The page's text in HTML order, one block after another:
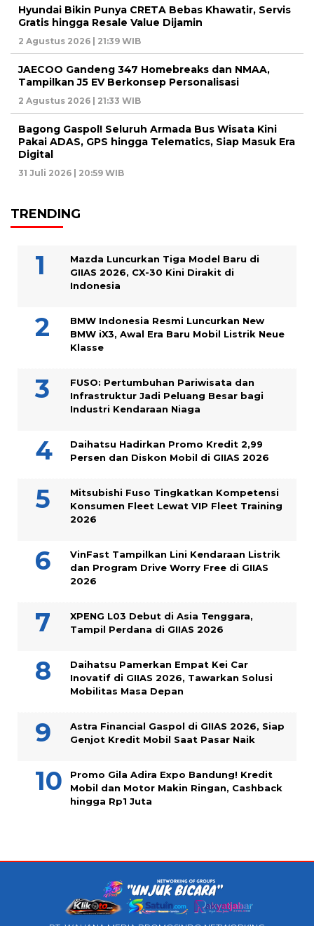
Hyundai Bikin Punya CRETA Bebas Khawatir, Servis
Gratis hingga Resale Value Dijamin
2 Agustus 2026 | 21:39 WIB
JAECOO Gandeng 347 Homebreaks dan NMAA,
Tampilkan J5 EV Berkonsep Personalisasi
2 Agustus 2026 | 21:33 WIB
Bagong Gaspol! Seluruh Armada Bus Wisata Kini
Pakai ADAS, GPS hingga Telematics, Siap Masuk Era
Digital
31 Juli 2026 | 20:59 WIB
TRENDING
Mazda Luncurkan Tiga Model Baru di
GIIAS 2026, CX-30 Kini Dirakit di
Indonesia
BMW Indonesia Resmi Luncurkan New
BMW iX3, Awal Era Baru Mobil Listrik Neue
Klasse
FUSO: Pertumbuhan Pariwisata dan
Infrastruktur Jadi Peluang Besar bagi
Industri Kendaraan Niaga
Daihatsu Hadirkan Promo Kredit 2,99
Persen dan Diskon Mobil di GIIAS 2026
Mitsubishi Fuso Tingkatkan Kompetensi
Konsumen Fleet Lewat VIP Fleet Training
2026
VinFast Tampilkan Lini Kendaraan Listrik
dan Program Drive Worry Free di GIIAS
2026
XPENG L03 Debut di Asia Tenggara,
Tampil Perdana di GIIAS 2026
Daihatsu Pamerkan Empat Kei Car
Inovatif di GIIAS 2026, Tawarkan Solusi
Mobilitas Masa Depan
Astra Financial Gaspol di GIIAS 2026, Siap
Genjot Kredit Mobil Saat Pasar Naik
Promo Gila Adira Expo Bandung! Kredit
Mobil dan Motor Makin Ringan, Cashback
hingga Rp1 Juta